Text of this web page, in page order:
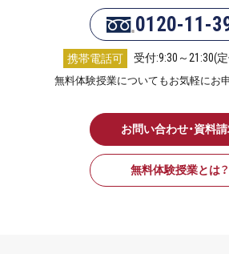
0120-11-
携帯電話可 受付:9:30～21:30(
無料体験授業についてもお気軽にお
お問い合わせ・資料
無料体験授業とは？